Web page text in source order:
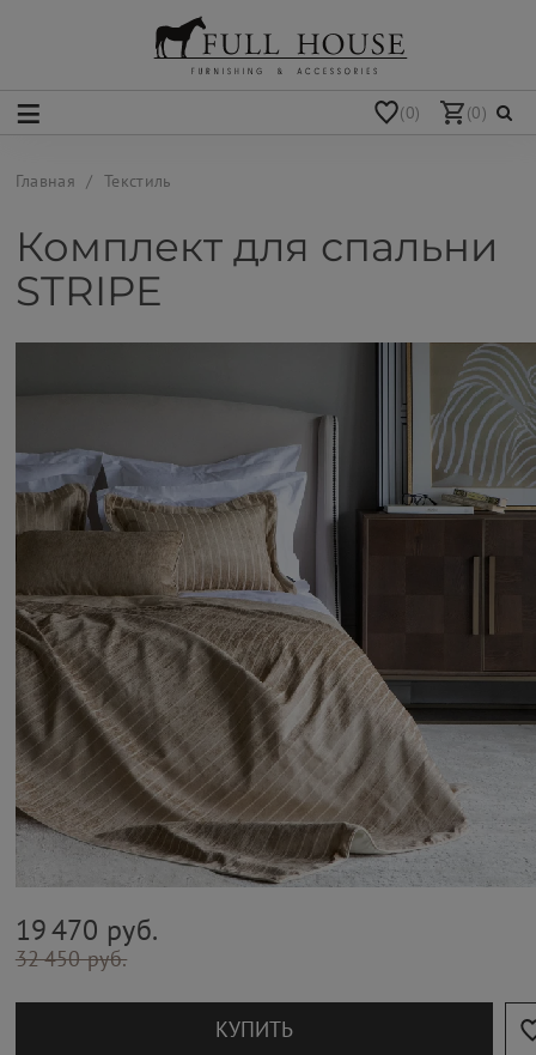
(0) (0)
Главная Текстиль
Комплект для спальни
STRIPE
19 470 руб.
32 450 руб.
КУПИТЬ